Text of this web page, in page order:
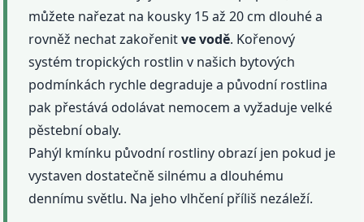
můžete nařezat na kousky 15 až 20 cm dlouhé a
rovněž nechat zakořenitve vodě. Kořenový
systém tropických rostlin v našich bytových
podmínkách rychle degraduje a původní rostlina
pak přestává odolávat nemocem a vyžaduje velké
pěstební obaly.
Pahýl kmínku původní rostliny obrazí jen pokud je
vystaven dostatečně silnému a dlouhému
dennímu světlu. Na jeho vlhčení příliš nezáleží.